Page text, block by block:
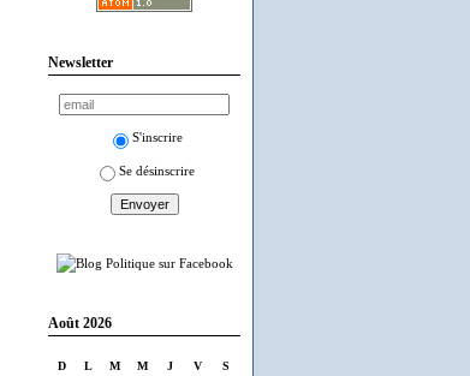
Newsletter
S'inscrire
Se désinscrire
Août 2026
D L M M J V
S